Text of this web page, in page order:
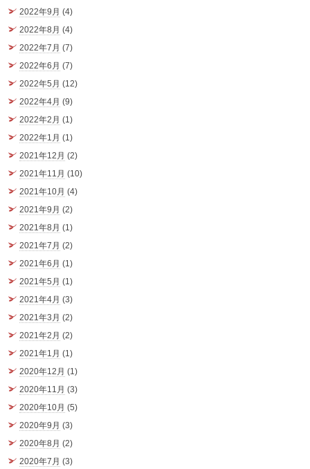
2022年9月 (4)
2022年8月 (4)
2022年7月 (7)
2022年6月 (7)
2022年5月 (12)
2022年4月 (9)
2022年2月 (1)
2022年1月 (1)
2021年12月 (2)
2021年11月 (10)
2021年10月 (4)
2021年9月 (2)
2021年8月 (1)
2021年7月 (2)
2021年6月 (1)
2021年5月 (1)
2021年4月 (3)
2021年3月 (2)
2021年2月 (2)
2021年1月 (1)
2020年12月 (1)
2020年11月 (3)
2020年10月 (5)
2020年9月 (3)
2020年8月 (2)
2020年7月 (3)